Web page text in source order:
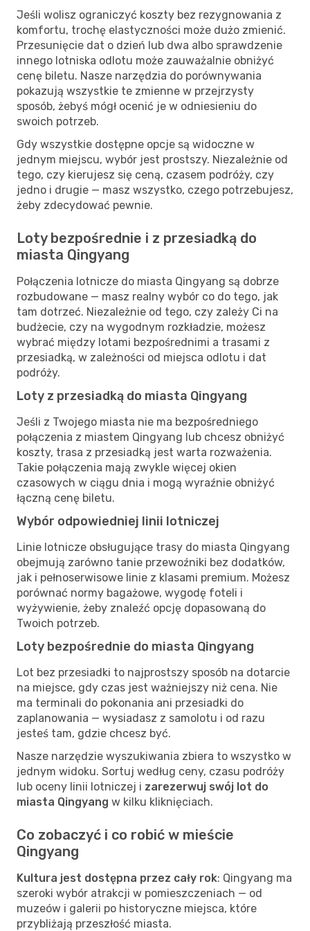
Jeśli wolisz ograniczyć koszty bez rezygnowania z
komfortu, trochę elastyczności może dużo zmienić.
Przesunięcie dat o dzień lub dwa albo sprawdzenie
innego lotniska odlotu może zauważalnie obniżyć
cenę biletu. Nasze narzędzia do porównywania
pokazują wszystkie te zmienne w przejrzysty
sposób, żebyś mógł ocenić je w odniesieniu do
swoich potrzeb.
Gdy wszystkie dostępne opcje są widoczne w
jednym miejscu, wybór jest prostszy. Niezależnie od
tego, czy kierujesz się ceną, czasem podróży, czy
jedno i drugie — masz wszystko, czego potrzebujesz,
żeby zdecydować pewnie.
Loty bezpośrednie i z przesiadką do
miasta Qingyang
Połączenia lotnicze do miasta Qingyang są dobrze
rozbudowane — masz realny wybór co do tego, jak
tam dotrzeć. Niezależnie od tego, czy zależy Ci na
budżecie, czy na wygodnym rozkładzie, możesz
wybrać między lotami bezpośrednimi a trasami z
przesiadką, w zależności od miejsca odlotu i dat
podróży.
Loty z przesiadką do miasta Qingyang
Jeśli z Twojego miasta nie ma bezpośredniego
połączenia z miastem Qingyang lub chcesz obniżyć
koszty, trasa z przesiadką jest warta rozważenia.
Takie połączenia mają zwykle więcej okien
czasowych w ciągu dnia i mogą wyraźnie obniżyć
łączną cenę biletu.
Wybór odpowiedniej linii lotniczej
Linie lotnicze obsługujące trasy do miasta Qingyang
obejmują zarówno tanie przewoźniki bez dodatków,
jak i pełnoserwisowe linie z klasami premium. Możesz
porównać normy bagażowe, wygodę foteli i
wyżywienie, żeby znaleźć opcję dopasowaną do
Twoich potrzeb.
Loty bezpośrednie do miasta Qingyang
Lot bez przesiadki to najprostszy sposób na dotarcie
na miejsce, gdy czas jest ważniejszy niż cena. Nie
ma terminali do pokonania ani przesiadki do
zaplanowania — wysiadasz z samolotu i od razu
jesteś tam, gdzie chcesz być.
Nasze narzędzie wyszukiwania zbiera to wszystko w
jednym widoku. Sortuj według ceny, czasu podróży
lub oceny linii lotniczej i zarezerwuj swój lot do
miasta Qingyang w kilku kliknięciach.
Co zobaczyć i co robić w mieście
Qingyang
Kultura jest dostępna przez cały rok: Qingyang ma
szeroki wybór atrakcji w pomieszczeniach — od
muzeów i galerii po historyczne miejsca, które
przybliżają przeszłość miasta.